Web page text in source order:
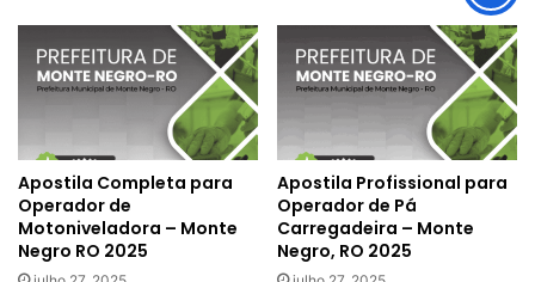
Apostila Completa para
Operador de
Motoniveladora – Monte
Negro RO 2025
Apostila Profissional para
Operador de Pá
Carregadeira – Monte
Negro, RO 2025